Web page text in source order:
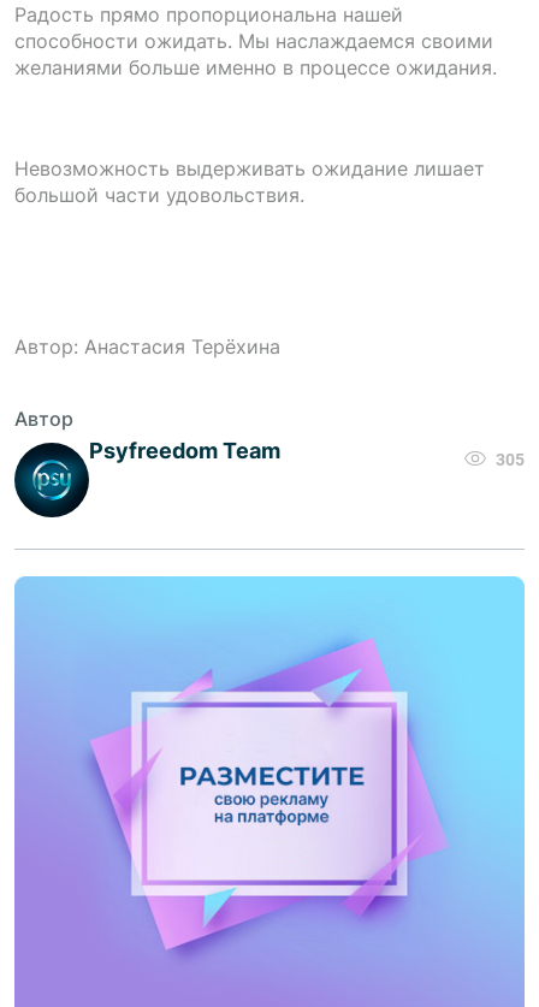
Радость прямо пропорциональна нашей
способности ожидать. Мы наслаждаемся своими
желаниями больше именно в процессе ожидания.
Невозможность выдерживать ожидание лишает
большой части удовольствия.
Автор: Анастасия Терёхина
Автор
Psyfreedom Team 305